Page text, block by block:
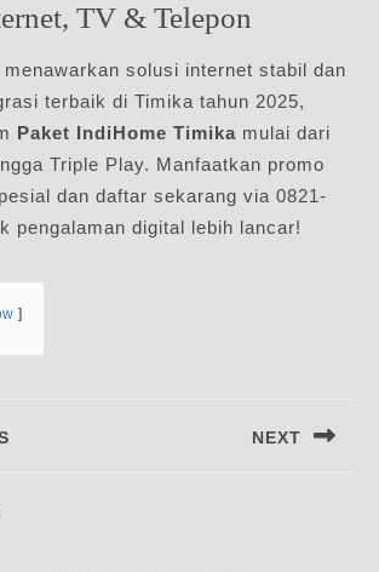
TV & Telepon
solusi internet stabil dan
terbaik di Timika tahun 2025,
Paket IndiHome Timika mulai dari
Triple Play. Manfaatkan promo
dan daftar sekarang via 0821-
pengalaman digital lebih lancar!
NEXT